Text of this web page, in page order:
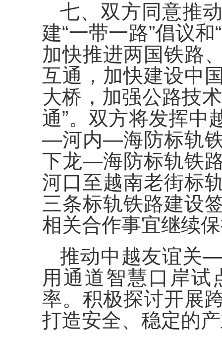
七、双方同意推
建“一带一路”倡议
加快推进两国铁路
互通，加快建设中
大桥，加强公路技
通”。双方将发挥中
—河内—海防标轨
下龙—海防标轨铁
河口至越南老街标
三条标轨铁路建设
相关合作事宜继续
推动中越友谊关
用通道智慧口岸试
率。积极探讨开展
打造安全、稳定的